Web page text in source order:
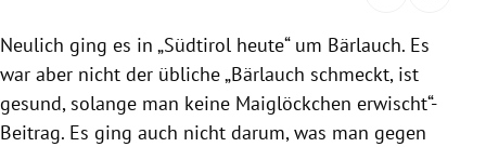
Untermenü
Untermenü
Neulich ging es in „Südtirol heute“ um Bärlauch. Es
war aber nicht der übliche „Bärlauch schmeckt, ist
gesund, solange man keine Maiglöckchen erwischt“-
Beitrag. Es ging auch nicht darum, was man gegen